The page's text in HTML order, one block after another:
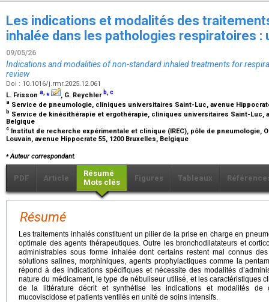
Les indications et modalités des
inhalée dans les pathologies respiratoires
09/05/26
Indications and modalities of non-standard inhaled treatments for
review
Doi : 10.1016/j.rmr.2025.12.061
L. Frisson a,⁎ , G. Reychler b,c
a Service de pneumologie, cliniques universitaires Saint-Luc, avenue
b Service de kinésithérapie et ergothérapie, cliniques universitaires Saint-Luc,
Belgique
c Institut de recherche expérimentale et clinique (IREC), pôle de pneumologie,
Louvain, avenue Hippocrate 55, 1200 Bruxelles, Belgique
⁎Auteur correspondant.
PDF Article
Résumé
Mots clés
Figures Tableaux
Résumé
Les traitements inhalés constituent un pilier de la prise en charge en
optimale des agents thérapeutiques. Outre les bronchodilatateurs et
administrables sous forme inhalée dont certains restent mal connus
solutions salines, morphiniques, agents prophylactiques comme la
répond à des indications spécifiques et nécessite des modalités
nature du médicament, le type de nébuliseur utilisé, et les caractéristiques
de la littérature décrit et synthétise les indications et modalités de
mucoviscidose et patients ventilés en unité de soins intensifs.